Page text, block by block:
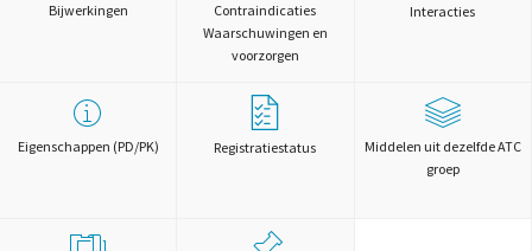
Bijwerkingen
Contraindicaties
Waarschuwingen en
voorzorgen
Interacties
Eigenschappen (PD/PK) Registratiestatus
Middelen uit dezelfde ATC
groep